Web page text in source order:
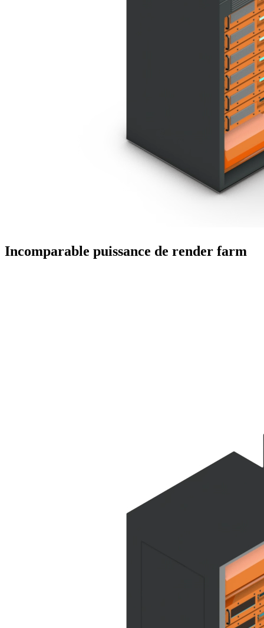
Incomparable puissance de render farm